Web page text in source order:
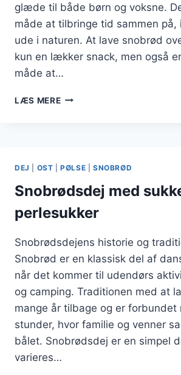
glæde til både børn og voksne.
måde at tilbringe tid sammen
ude i naturen. At lave snobrød
kun en lækker snack, men også
måde at…
LÆS MERESNOBRØDSDEJ
OPSKRIFT
DEJ OST |PØLSE SNOBRØD
Snobrødsdej med
perlesukker
Snobrødsdejens historie og
Snobrød er en klassisk del af
når det kommer til udendørs
og camping. Traditionen med at
mange år tilbage og er forbundet
stunder, hvor familie og venner
bålet. Snobrødsdej er en simpel
varieres…